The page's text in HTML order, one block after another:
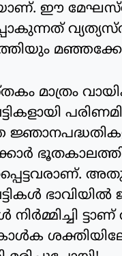
ഈ
മാത്രം
നിർമ്മിച്ചി